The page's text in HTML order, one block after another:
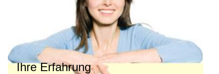
Ihre Erfahrung